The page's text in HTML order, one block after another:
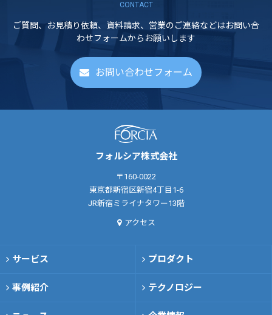
CONTACT
ご質問、お見積り依頼、資料請求、営業のご連絡などはお問い合
わせフォームからお願いします
お問い合わせフォーム
フォルシア株式会社
〒160-0022
東京都新宿区新宿4丁目1-6
JR新宿ミライナタワー13階
アクセス
サービス プロダクト
事例紹介 テクノロジー